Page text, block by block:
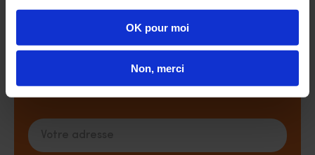
OK pour moi
Non, merci